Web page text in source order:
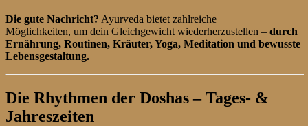
Die gute Nachricht? Ayurveda bietet zahlreiche
Möglichkeiten, um dein Gleichgewicht wiederherzustellen – durch
Ernährung, Routinen, Kräuter, Yoga, Meditation und bewusste
Lebensgestaltung.
Die Rhythmen der Doshas – Tages- &
Jahreszeiten